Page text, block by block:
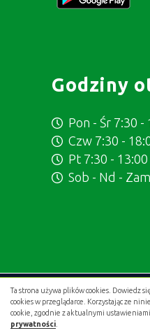
Ta strona używa plików cookies. Dowiedz
cookies w przeglądarce. Korzystając ze
cookie, zgodnie z aktualnymi
prywatności
Godziny
Pon - Śr 7:30 -
Czw 7:30 -
Pt 7:30 - 13:00
Sob - Nd -
Projekt i